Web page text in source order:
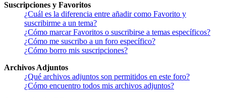
Suscripciones y Favoritos
¿Cuál es la diferencia entre añadir como Favorito y
suscribirme a un tema?
¿Cómo marcar Favoritos o suscribirse a temas específicos?
¿Cómo me suscribo a un foro específico?
¿Cómo borro mis suscripciones?
Archivos Adjuntos
¿Qué archivos adjuntos son permitidos en este foro?
¿Cómo encuentro todos mis archivos adjuntos?